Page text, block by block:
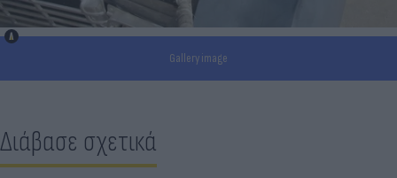
Gallery image
Διάβασε σχετικά